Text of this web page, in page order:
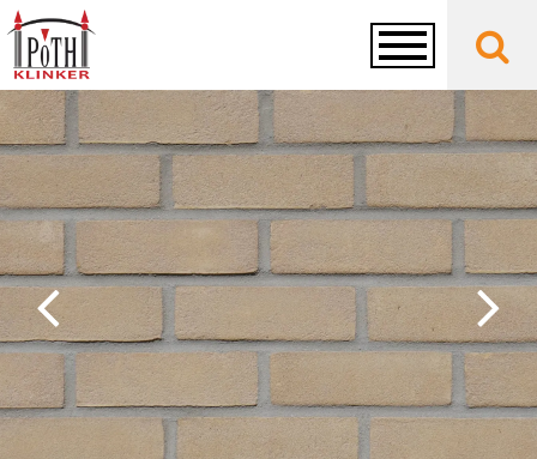
Toggle
navigation